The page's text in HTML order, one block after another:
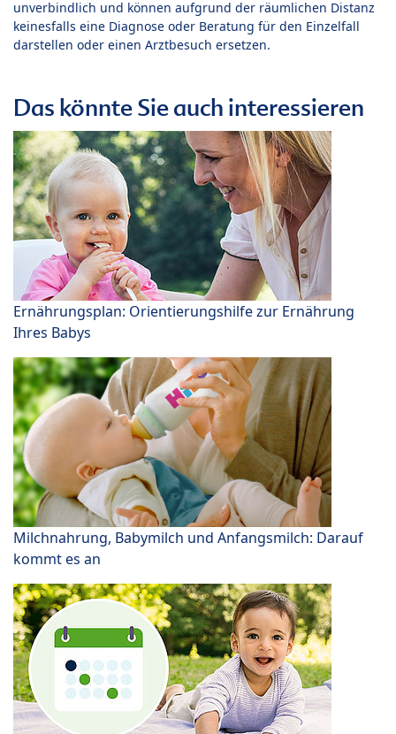
unverbindlich und können aufgrund der räumlichen Distanz
keinesfalls eine Diagnose oder Beratung für den Einzelfall
darstellen oder einen Arztbesuch ersetzen.
Das könnte Sie auch interessieren
Ernährungsplan: Orientierungshilfe zur Ernährung
Ihres Babys
Milchnahrung, Babymilch und Anfangsmilch: Darauf
kommt es an